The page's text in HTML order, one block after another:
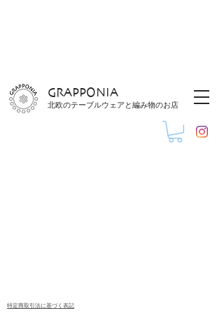
北欧のテーブルウェアと編み物のお店
GRAPPONIA
特定商取引法に基づく表記